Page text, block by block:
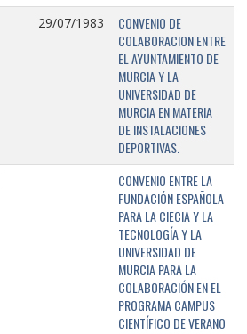
29/07/1983
CONVENIO DE
COLABORACION ENTRE
EL AYUNTAMIENTO DE
MURCIA Y LA
UNIVERSIDAD DE
MURCIA EN MATERIA
DE INSTALACIONES
DEPORTIVAS.
CONVENIO ENTRE LA
FUNDACIÓN ESPAÑOLA
PARA LA CIECIA Y LA
TECNOLOGÍA Y LA
UNIVERSIDAD DE
MURCIA PARA LA
COLABORACIÓN EN EL
PROGRAMA CAMPUS
CIENTÍFICO DE VERANO